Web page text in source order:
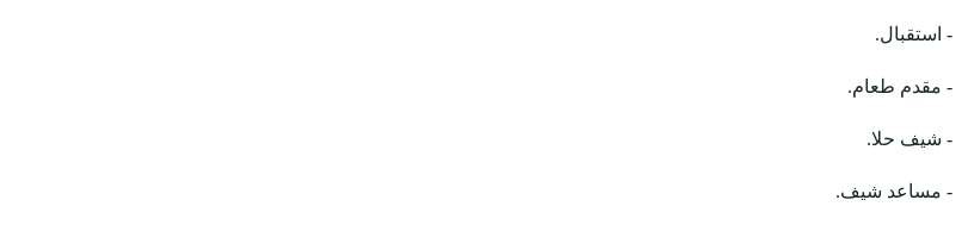
- استقبال.
- مقدم طعام.
- شيف حلا.
- مساعد شيف.